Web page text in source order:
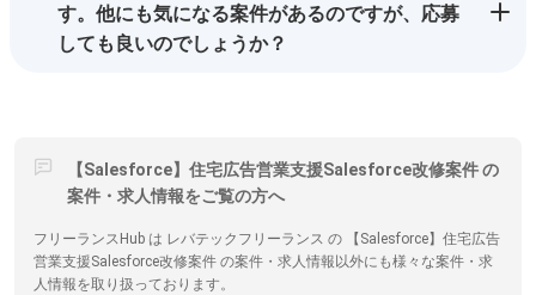
す。他にも気になる案件があるのですが、応募
しても良いのでしょうか？
【Salesforce】住宅広告営業支援Salesforce改修案件 の
案件・求人情報をご覧の方へ
フリーランスHub は レバテックフリーランス の 【Salesforce】住宅広告
営業支援Salesforce改修案件 の案件・求人情報以外にも様々な案件・求
人情報を取り扱っております。